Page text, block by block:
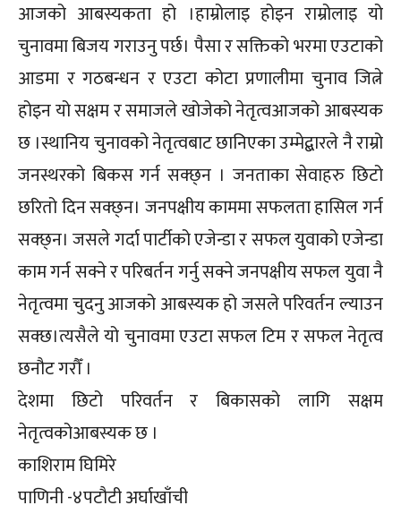
आजको आबस्यकता हो ।हाम्रोलाइ होइन राम्रोलाइ यो
चुनावमा बिजय गराउनु पर्छ। पैसा र सक्तिको भरमा एउटाको
आडमा र गठबन्धन र एउटा कोटा प्रणालीमा चुनाव जित्ने
होइन यो सक्षम र समाजले खोजेको नेतृत्वआजको आबस्यक
छ ।स्थानिय चुनावको नेतृत्वबाट छानिएका उम्मेद्बारले नै राम्रो
जनस्थरको बिकस गर्न सक्छ्न । जनताका सेवाहरु छिटो
छरितो दिन सक्छ्न। जनपक्षीय काममा सफलता हासिल गर्न
सक्छ्न। जसले गर्दा पार्टीको एजेन्डा र सफल युवाको एजेन्डा
काम गर्न सक्ने र परिबर्तन गर्नु सक्ने जनपक्षीय सफल युवा नै
नेतृत्वमा चुदनु आजको आबस्यक हो जसले परिवर्तन ल्याउन
सक्छ।त्यसैले यो चुनावमा एउटा सफल टिम र सफल नेतृत्व
छनौट गरौँ ।
देशमा छिटो परिवर्तन र बिकासको लागि सक्षम
नेतृत्वकोआबस्यक छ ।
काशिराम घिमिरे
पाणिनी -४पटौटी अर्घाखाँची